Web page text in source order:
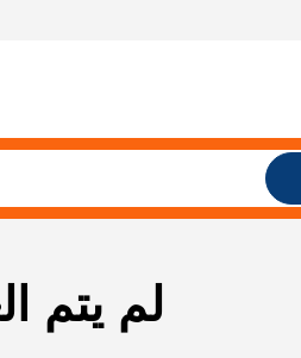
لم يتم